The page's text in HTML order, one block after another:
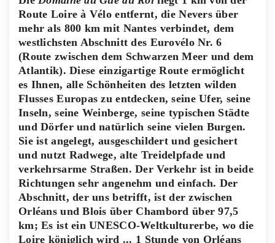
Route Loire à Vélo entfernt, die Nevers über
mehr als 800 km mit Nantes verbindet, dem
westlichsten Abschnitt des Eurovélo Nr. 6
(Route zwischen dem Schwarzen Meer und dem
Atlantik). Diese einzigartige Route ermöglicht
es Ihnen, alle Schönheiten des letzten wilden
Flusses Europas zu entdecken, seine Ufer, seine
Inseln, seine Weinberge, seine typischen Städte
und Dörfer und natürlich seine vielen Burgen.
Sie ist angelegt, ausgeschildert und gesichert
und nutzt Radwege, alte Treidelpfade und
verkehrsarme Straßen. Der Verkehr ist in beide
Richtungen sehr angenehm und einfach. Der
Abschnitt, der uns betrifft, ist der zwischen
Orléans und Blois über Chambord über 97,5
km; Es ist ein UNESCO-Weltkulturerbe, wo die
Loire königlich wird ... 1 Stunde von Orléans